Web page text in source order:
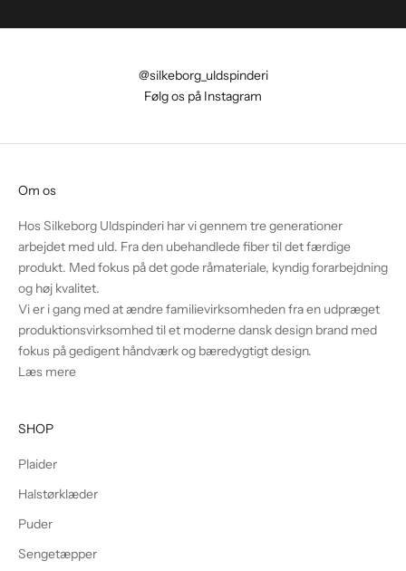
@silkeborg_uldspinderi
Følg os på Instagram
Om os
Hos Silkeborg Uldspinderi har vi gennem tre generationer
arbejdet med uld. Fra den ubehandlede fiber til det færdige
produkt. Med fokus på det gode råmateriale, kyndig forarbejdning
og høj kvalitet.
Vi er i gang med at ændre familievirksomheden fra en udpræget
produktionsvirksomhed til et moderne dansk design brand med
fokus på gedigent håndværk og bæredygtigt design.
Læs mere
SHOP
Plaider
Halstørklæder
Puder
Sengetæpper